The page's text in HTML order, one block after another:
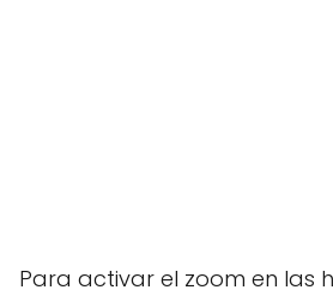
Para activar el zoom en las